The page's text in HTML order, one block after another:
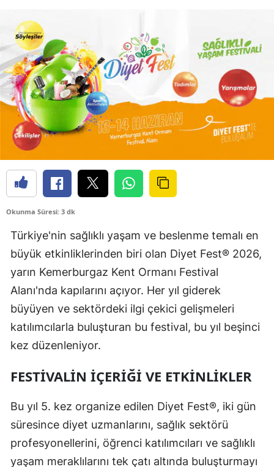
Okunma Süresi: 3 dk
Türkiye'nin sağlıklı yaşam ve beslenme temalı en
büyük etkinliklerinden biri olan Diyet Fest® 2026,
yarın Kemerburgaz Kent Ormanı Festival
Alanı'nda kapılarını açıyor. Her yıl giderek
büyüyen ve sektördeki ilgi çekici gelişmeleri
katılımcılarla buluşturan bu festival, bu yıl beşinci
kez düzenleniyor.
FESTIVALIN İÇERIĞI VE ETKINLIKLER
Bu yıl 5. kez organize edilen Diyet Fest®, iki gün
süresince diyet uzmanlarını, sağlık sektörü
profesyonellerini, öğrenci katılımcıları ve sağlıklı
yaşam meraklılarını tek çatı altında buluşturmayı